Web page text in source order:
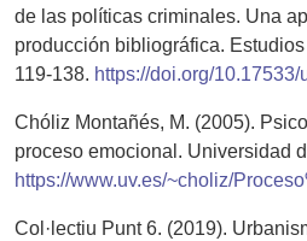
de las políticas criminales. Una
producción bibliográfica.
119-138. https://doi.org/
Chóliz Montañés, M. (2005).
proceso emocional. Universidad
https://www.uv.es/~choliz/
Col·lectiu Punt 6. (2019).